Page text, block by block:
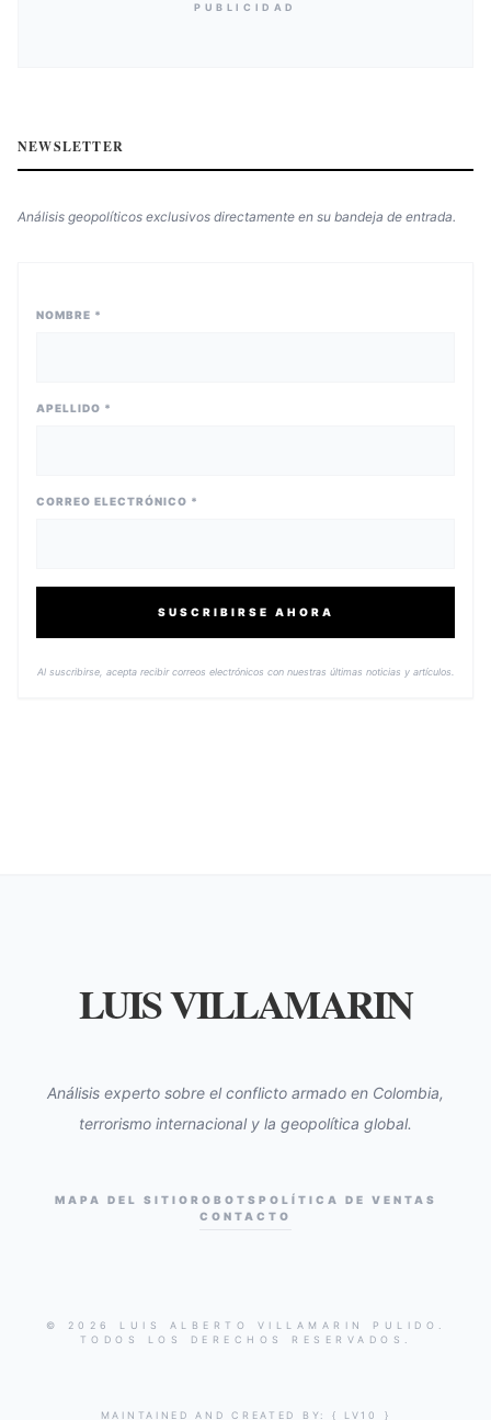
PUBLICIDAD
NEWSLETTER
Análisis geopolíticos exclusivos directamente en su bandeja de entrada.
NOMBRE *
APELLIDO *
CORREO ELECTRÓNICO *
SUSCRIBIRSE AHORA
Al suscribirse, acepta recibir correos electrónicos con nuestras últimas noticias y artículos.
LUIS VILLAMARIN
Análisis experto sobre el conflicto armado en Colombia,
terrorismo internacional y la geopolítica global.
MAPA DEL SITIO ROBOTS POLÍTICA DE VENTAS
CONTACTO
© 2026 LUIS ALBERTO VILLAMARIN PULIDO.
TODOS LOS DERECHOS RESERVADOS.
MAINTAINED AND CREATED BY: { LV10 }